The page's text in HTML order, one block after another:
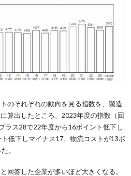
のそれぞれの動向を見る指数を、製造
算出したところ、2023年度の指数（回
ラス28で22年度から16ポイント低下し
低下しマイナス17、物流コストが13ポ
。
回答した企業が多いほど大きくなる。